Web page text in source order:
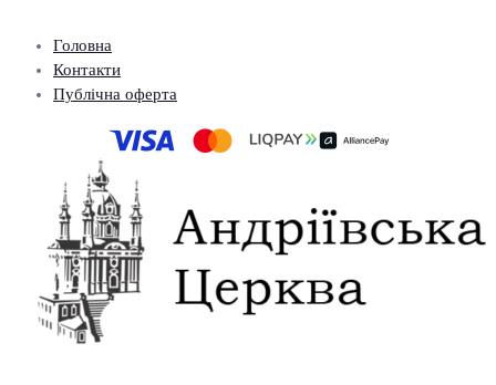
Головна
Контакти
Публічна оферта